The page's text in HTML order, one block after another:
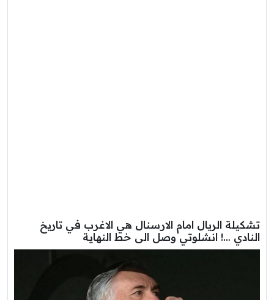
تشكيلة الريال امام الارسنال هي الاغرب في تاريخ
النادي …! انشلوتي وصل الى خط النهاية